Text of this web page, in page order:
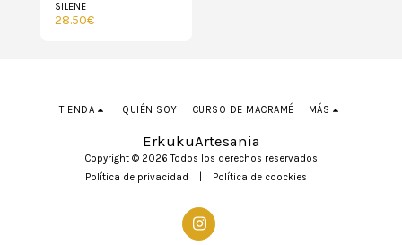
SILENE
28.50€
ErkukuArtesania
Copyright © 2026 Todos los derechos reservados
Política de privacidad
Política de coockies
TIENDA QUIÉN SOY CURSO DE MACRAMÉ MÁS